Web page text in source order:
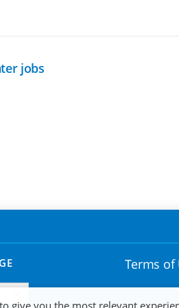
jobs
Terms of
give you the most relevant